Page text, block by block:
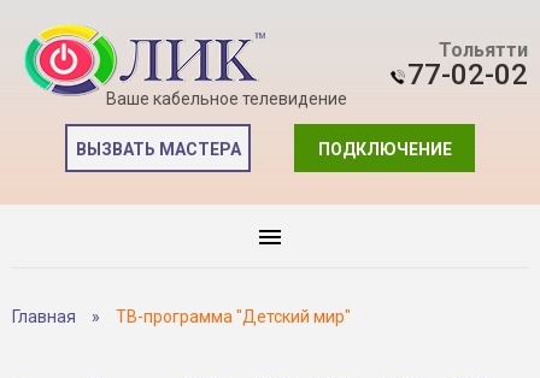
Ваше кабельное телевидение
Тольятти
77-02-02
ПОДКЛЮЧЕНИЕ
ВЫЗВАТЬ МАСТЕРА
Главная » ТВ-программа "Детский мир"